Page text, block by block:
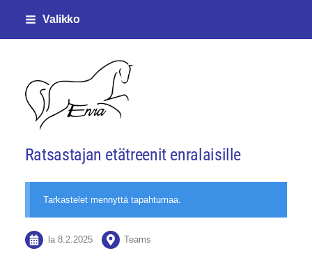
Siirry
sivun
sisältöön
Valikko
Enjalan ratsastajat ry
Ratsastajan etätreenit enralaisille
Tarkastelet mennyttä tapahtumaa.
la 8.2.2025 Teams